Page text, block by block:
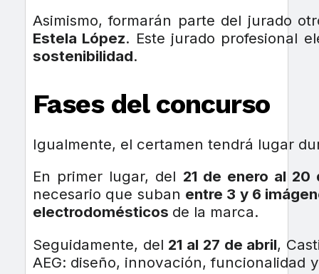
Asimismo, formarán parte del jurado
Estela López. Este jurado profesional
sostenibilidad.
Fases del concurso
Igualmente, el certamen tendrá lugar
En primer lugar, del 21 de enero al 20
necesario que suban entre 3 y 6
electrodomésticos de la marca.
Seguidamente, del 21 al 27 de abril,
AEG: diseño, innovación, funcionalidad